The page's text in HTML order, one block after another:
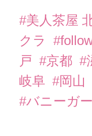
#美人茶屋
クラ
戸 #京都 #
岐阜 #岡山
#バニーガ